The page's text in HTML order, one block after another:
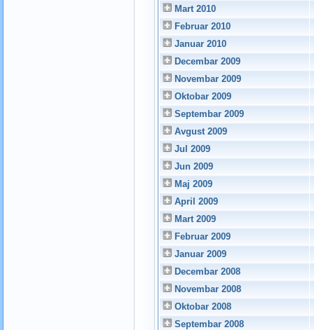
Mart 2010
Februar 2010
Januar 2010
Decembar 2009
Novembar 2009
Oktobar 2009
Septembar 2009
Avgust 2009
Jul 2009
Jun 2009
Maj 2009
April 2009
Mart 2009
Februar 2009
Januar 2009
Decembar 2008
Novembar 2008
Oktobar 2008
Septembar 2008